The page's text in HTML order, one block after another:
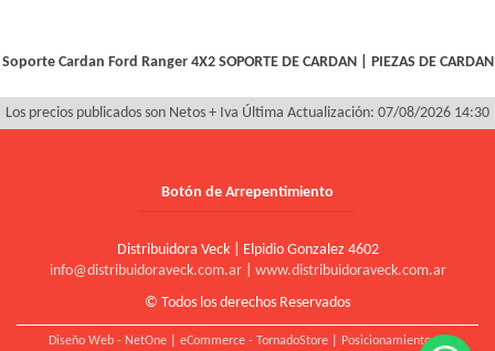
Soporte Cardan Ford Ranger 4X2 SOPORTE DE CARDAN PIEZAS DE CARDAN
Los precios publicados son Netos + Iva Última Actualización: 07/08/2026 14:30
Botón de Arrepentimiento
Distribuidora Veck | Elpidio Gonzalez 4602
info@distribuidoraveck.com.ar| www.distribuidoraveck.com.ar
© Todos los derechos Reservados
Diseño Web - NetOne| eCommerce - TornadoStore| Posicionamiento en